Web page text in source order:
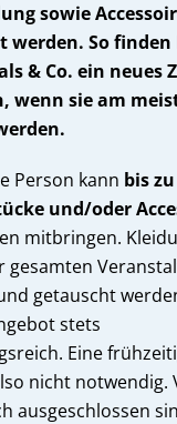
sowie
werden. So finden
& Co. ein neues
wenn sie am
Person kann bis
und/oder
mitbringen.
gesamten
getauscht
stets
Eine
nicht notwendig.
ausgeschlossen